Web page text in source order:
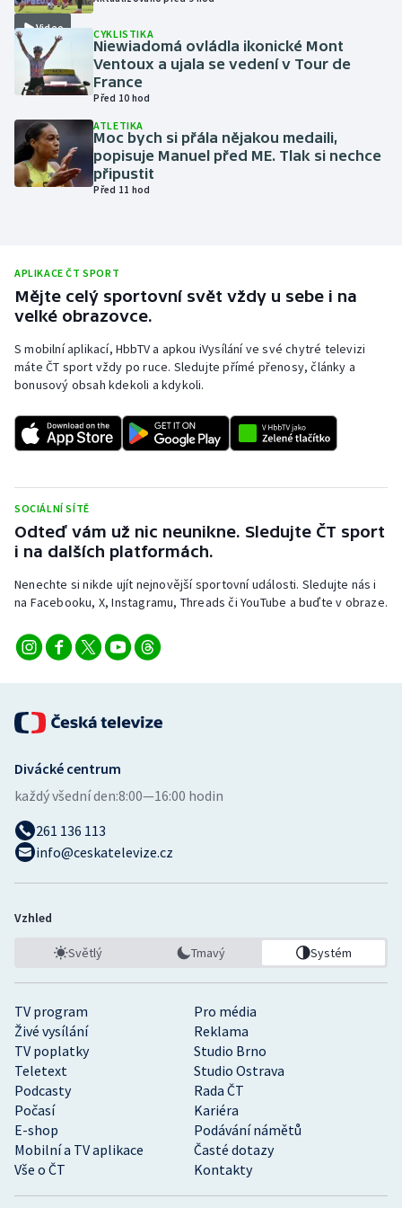
Olympijské hry
Parasport
Plážový volejbal
Rychlostní kanoistika
Sportovní střelba
Stolní tenis
Veslování
Vodní slalom
Volejbal
Ostatní
Video CYKLISTIKA
Niewiadomá ovládla ikonické Mont
Ventoux a ujala se vedení v Tour de
France
Před 10 hod
ATLETIKA
Moc bych si přála nějakou medaili,
popisuje Manuel před ME. Tlak si nechce
připustit
Před 11 hod
APLIKACE ČT SPORT
Mějte celý sportovní svět vždy u sebe i na
velké obrazovce.
S mobilní aplikací, HbbTV a apkou iVysílání ve své chytré televizi
máte ČT sport vždy po ruce. Sledujte přímé přenosy, články a
bonusový obsah kdekoli a kdykoli.
SOCIÁLNÍ SÍTĚ
Odteď vám už nic neunikne. Sledujte ČT sport
i na dalších platformách.
Nenechte si nikde ujít nejnovější sportovní události. Sledujte nás i
na Facebooku, X, Instagramu, Threads či YouTube a buďte v obraze.
TV program
Pro média
Živé vysílání
Reklama
TV poplatky
Studio Brno
Teletext
Studio Ostrava
Podcasty
Rada ČT
Počasí
Kariéra
E-shop
Podávání námětů
Mobilní a TV aplikace
Časté dotazy
Vše o ČT
Kontakty
Divácké centrum
každý všední den:8:00—16:00 hodin
261 136 113
info@ceskatelevize.cz
Vzhled
Světlý Tmavý Systém